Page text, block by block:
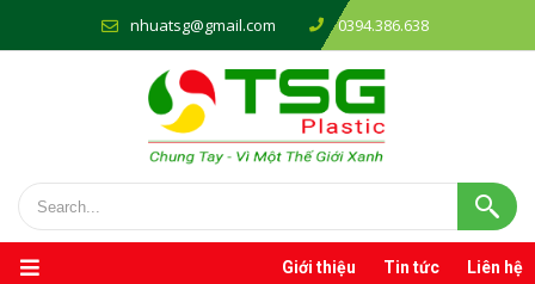
nhuatsg@gmail.com 0394.386.638
Giới thiệu Tin tức Liên hệ